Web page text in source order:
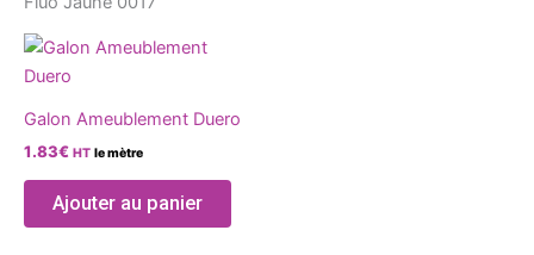
Galon Ameublement Duero
1.83€ HT le mètre
Ajouter au panier
plusieurs
Les